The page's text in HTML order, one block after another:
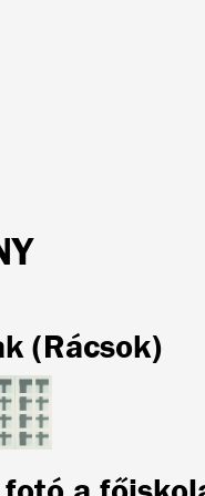
(Rácsok)